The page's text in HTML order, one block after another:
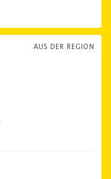
AUS DER REGION